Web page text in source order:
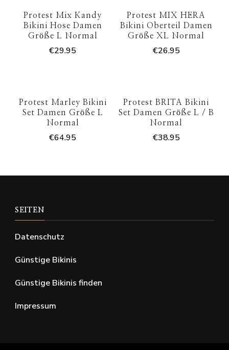
Protest Mix Kandy
Bikini Hose Damen
Größe L Normal
€29.95
Protest MIX HERA
Bikini Oberteil Damen
Größe XL Normal
€26.95
Protest Marley Bikini
Set Damen Größe L
Normal
€64.95
Protest BRITA Bikini
Set Damen Größe L / B
Normal
€38.95
SEITEN
Datenschutz
Günstige Bikinis
Günstige Bikinis finden
Impressum